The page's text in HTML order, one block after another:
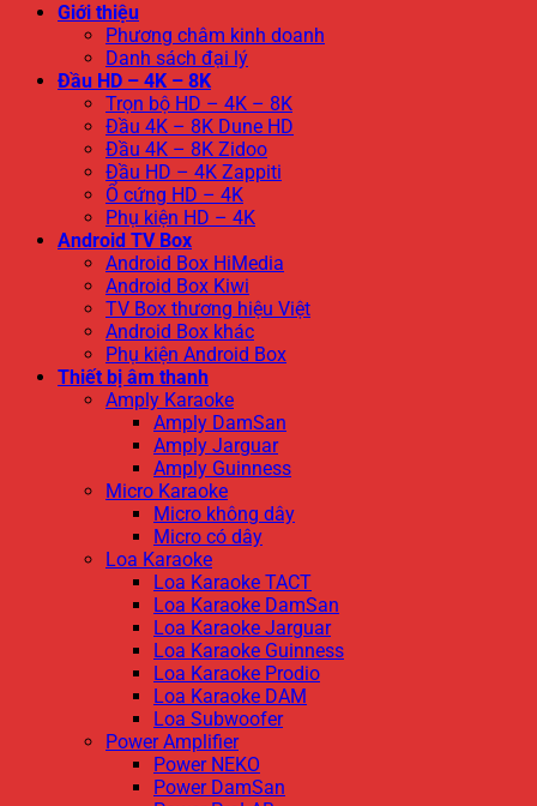
Giới thiệu
Phương châm kinh doanh
Danh sách đại lý
Đầu HD – 4K – 8K
Trọn bộ HD – 4K – 8K
Đầu 4K – 8K Dune HD
Đầu 4K – 8K Zidoo
Đầu HD – 4K Zappiti
Ổ cứng HD – 4K
Phụ kiện HD – 4K
Android TV Box
Android Box HiMedia
Android Box Kiwi
TV Box thương hiệu Việt
Android Box khác
Phụ kiện Android Box
Thiết bị âm thanh
Amply Karaoke
Amply DamSan
Amply Jarguar
Amply Guinness
Micro Karaoke
Micro không dây
Micro có dây
Loa Karaoke
Loa Karaoke TACT
Loa Karaoke DamSan
Loa Karaoke Jarguar
Loa Karaoke Guinness
Loa Karaoke Prodio
Loa Karaoke DAM
Loa Subwoofer
Power Amplifier
Power NEKO
Power DamSan